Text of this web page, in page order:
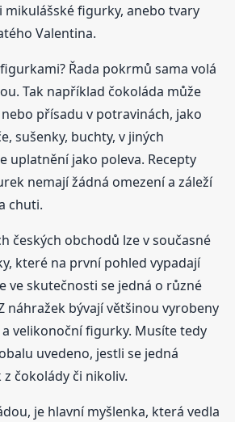
mikulášské figurky, anebo tvary
Valentina.
Řada pokrmů sama volá
Tak například čokoláda může
přísadu v potravinách, jako
sušenky, buchty, v jiných
uplatnění jako poleva. Recepty
nemají žádná omezení a záleží
chuti.
českých obchodů lze v současné
které na první pohled vypadají
ve skutečnosti se jedná o různé
náhražek bývají většinou vyrobeny
velikonoční figurky. Musíte tedy
uvedeno, jestli se jedná
čokolády či nikoliv.
je hlavní myšlenka, která vedla